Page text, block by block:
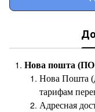
Нова пошта
Нова Пошта
тарифам
Адресная